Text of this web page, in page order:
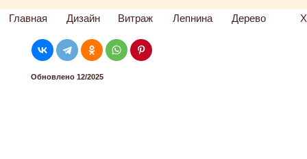
Главная Дизайн Витраж Лепнина Дерево
Обновлено 12/2025